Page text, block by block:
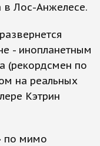
в Лос-Анжелесе.
- инопланетным
(рекордсмен по
на реальных
Кэтрин
по мимо